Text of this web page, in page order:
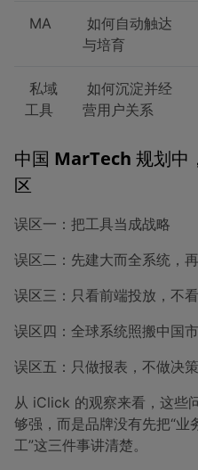
MA
如何自动触达
与培育
私域
工具
如何沉淀并经
营用户关系
中国 MarTech 规划中
区
误区一：把工具当成战略
误区二：先建大而全系统，
误区三：只看前端投放，不
误区四：全球系统照搬中国
误区五：只做报表，不做决
从 iClick 的观察来看，这些
够强，而是品牌没有先把“
工”这三件事讲清楚。